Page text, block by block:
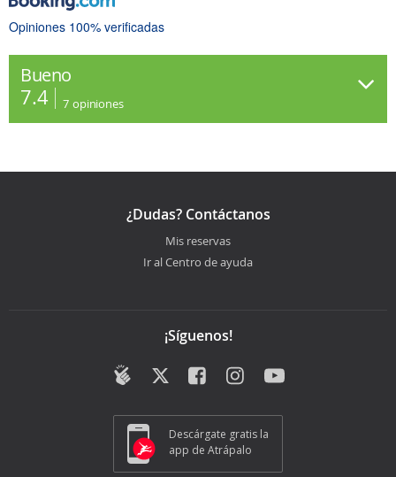
Opiniones 100% verificadas
Bueno
7.4 7 opiniones
¿Dudas? Contáctanos
Mis reservas
Ir al Centro de ayuda
¡Síguenos!
Descárgate gratis la
app de Atrápalo